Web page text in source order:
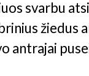
svarbu
žiedus
antrajai